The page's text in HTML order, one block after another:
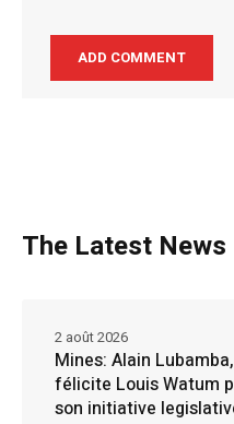
The Latest News
Mines: Alain
félicite Louis Watum
son initiative
2 août 2026